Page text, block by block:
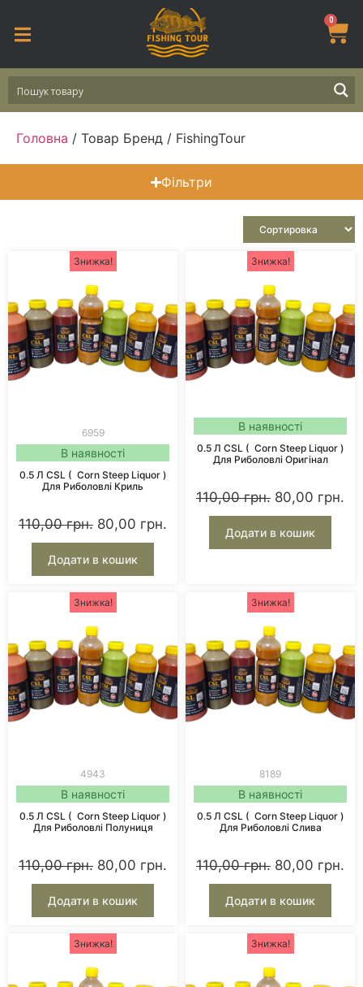
0
Головна / Товар Бренд / FishingTour
Фільтри
Знижка!
6959
В наявності
0.5 Л CSL ( Corn Steep Liquor )
Для Риболовлі Криль
110,00грн. 80,00 грн.
Додати в кошик
Знижка!
В наявності
0.5 Л CSL ( Corn Steep Liquor )
Для Риболовлі Оригінал
110,00грн. 80,00 грн.
Додати в кошик
Знижка!
4943
В наявності
0.5 Л CSL ( Corn Steep Liquor )
Для Риболовлі Полуниця
110,00грн. 80,00 грн.
Додати в кошик
Знижка!
8189
В наявності
0.5 Л CSL ( Corn Steep Liquor )
Для Риболовлі Слива
110,00грн. 80,00 грн.
Додати в кошик
Знижка! Знижка!